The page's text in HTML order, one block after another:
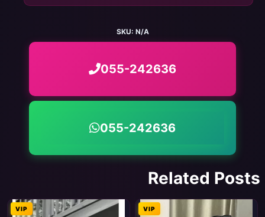
SKU: N/A
055-242636
055-242636
Related Posts
VIP
VIP